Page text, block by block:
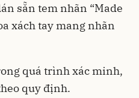
sẵn tem nhãn “Made
xách tay mang nhãn
quá trình xác minh,
quy định.